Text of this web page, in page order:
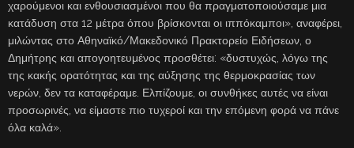
χαρούμενοι και ενθουσιασμένοι που θα πραγματοποιούσαμε μια
κατάδυση στα 12 μέτρα όπου βρίσκονται οι ιππόκαμποι», αναφέρει,
μιλώντας στο Αθηναϊκό/Μακεδονικό Πρακτορείο Ειδήσεων, ο
Δημήτρης και απογοητευμένος προσθέτει: «δυστυχώς, λόγω της
της κακής ορατότητας και της αύξησης της θερμοκρασίας των
νερών, δεν τα καταφέραμε. Ελπίζουμε, οι συνθήκες αυτές να είναι
προσωρινές, να είμαστε πιο τυχεροί και την επόμενη φορά να πάνε
όλα καλά».